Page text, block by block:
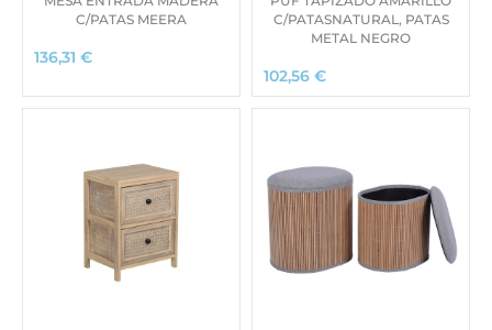
C/PATAS MEERA
136,31 €
C/PATASNATURAL, PATAS
METAL NEGRO
102,56 €